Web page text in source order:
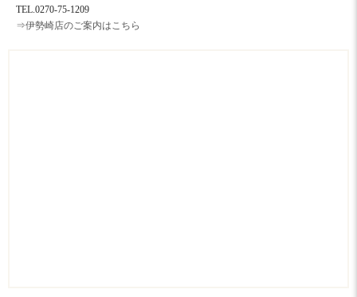
TEL.0270-75-1209
⇒伊勢崎店のご案内はこちら